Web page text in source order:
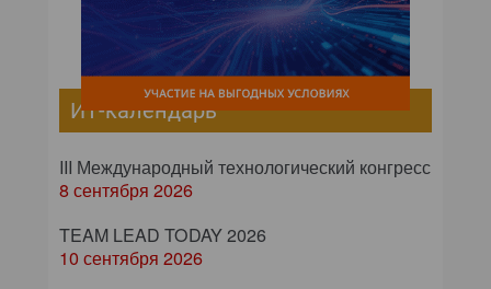
ИТ-календарь
III Международный технологический конгресс
8 сентября 2026
TEAM LEAD TODAY 2026
10 сентября 2026